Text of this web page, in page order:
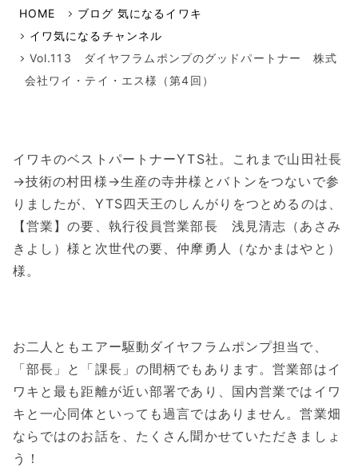
HOME
ブログ 気になるイワキ
イワ気になるチャンネル
Vol.113 ダイヤフラムポンプのグッドパートナー 株式
会社ワイ・テイ・エス様（第4回）
イワキのベストパートナーYTS社。これまで山田社長
→技術の村田様→生産の寺井様とバトンをつないで参
りましたが、YTS四天王のしんがりをつとめるのは、
【営業】の要、執行役員営業部長 浅見清志（あさみ
きよし）様と次世代の要、仲摩勇人（なかまはやと）
様。
お二人ともエアー駆動ダイヤフラムポンプ担当で、
「部長」と「課長」の間柄でもあります。営業部はイ
ワキと最も距離が近い部署であり、国内営業ではイワ
キと一心同体といっても過言ではありません。営業畑
ならではのお話を、たくさん聞かせていただきましょ
う！